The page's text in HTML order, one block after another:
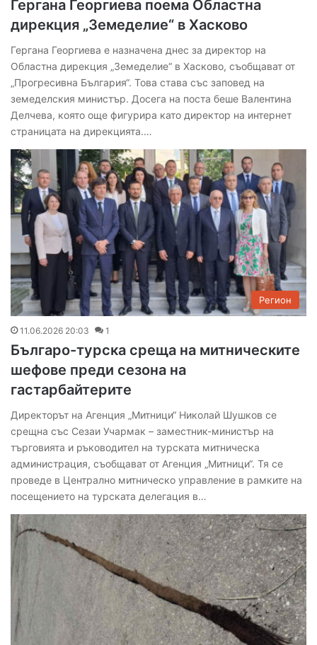
Гергана Георгиева поема Областна
дирекция „Земеделие“ в Хасково
Гергана Георгиева е назначена днес за директор на
Областна дирекция „Земеделие“ в Хасково, съобщават от
„Прогресивна България“. Това става със заповед на
земеделския министър. Досега на поста беше Валентина
Делчева, която още фигурира като директор на интернет
страницата на дирекцията.…
Регион
11.06.2026 20:03 1
Българо-турска среща на митническите
шефове преди сезона на
гастарбайтерите
Директорът на Агенция „Митници“ Николай Шушков се
срещна със Сезаи Учармак – заместник-министър на
търговията и ръководител на турската митническа
администрация, съобщават от Агенция „Митници“. Тя се
проведе в Централно митническо управление в рамките на
посещението на турската делегация в…